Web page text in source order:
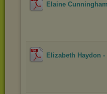
Elaine
Elizabeth Haydon